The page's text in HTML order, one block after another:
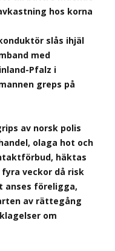
hos korna
slås ihjäl
med
Pfalz i
greps på
av norsk polis
olaga hot och
häktas
veckor då risk
föreligga,
av rättegång
om